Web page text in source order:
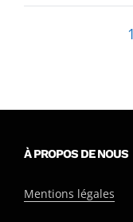
1
À PROPOS DE NOUS
Mentions légales